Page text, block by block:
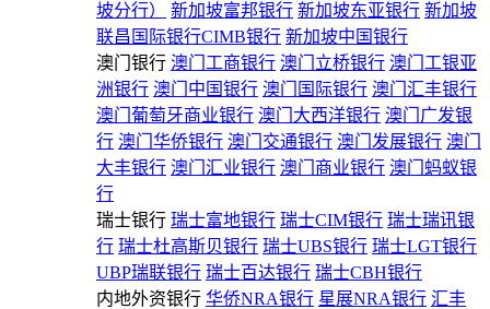
坡分行）
新加坡富邦银行 新加坡东亚银行 新加坡
联昌国际银行CIMB银行 新加坡中国银行
澳门银行 澳门工商银行 澳门立桥银行 澳门工银亚
洲银行 澳门中国银行 澳门国际银行 澳门汇丰银行
澳门葡萄牙商业银行 澳门大西洋银行 澳门广发银
行 澳门华侨银行 澳门交通银行 澳门发展银行 澳门
大丰银行 澳门汇业银行 澳门商业银行 澳门蚂蚁银
行
瑞士银行 瑞士富地银行 瑞士CIM银行 瑞士瑞讯银
行 瑞士杜高斯贝银行 瑞士UBS银行 瑞士LGT银行
UBP瑞联银行 瑞士百达银行 瑞士CBH银行
内地外资银行 华侨NRA银行 星展NRA银行 汇丰